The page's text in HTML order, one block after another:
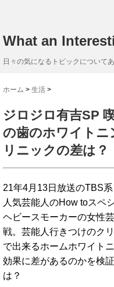
What an
日々の気になるトピックについて
ホーム > 生活 >
ジロジロ有吉SP
の歯のホワイトニ
リニックの差は？
21年4月13日放送のTBS
人気芸能人のHow toスペ
ヘビースモーカーの女性
戦。芸能人行きつけのク
で出来るホームホワイト
効果に差があるのかを検
は？